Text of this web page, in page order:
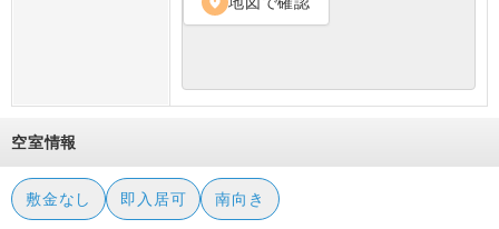
空室情報
敷金なし 即入居可 南向き